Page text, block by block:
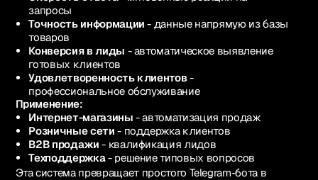
запросы
Точность информации - данные напрямую из базы
товаров
Конверсия в лиды - автоматическое выявление
готовых клиентов
Удовлетворенность клиентов-
профессиональное обслуживание
Применение:
Интернет-магазины - автоматизация продаж
Розничные сети - поддержка клиентов
B2B продажи - квалификация лидов
Техподдержка- решение типовых вопросов
Эта система превращает простого Telegram-бота в